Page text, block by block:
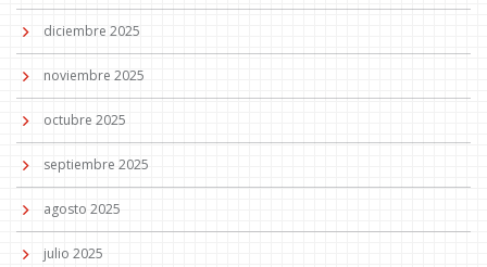
diciembre 2025
noviembre 2025
octubre 2025
septiembre 2025
agosto 2025
julio 2025